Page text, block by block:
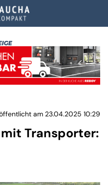
Ka
am 23.04.2025 10:29
Transporter: